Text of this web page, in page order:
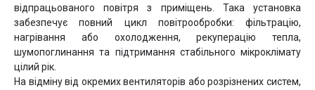
відпрацьованого повітря з приміщень. Така установка
забезпечує повний цикл повітрообробки: фільтрацію,
нагрівання або охолодження, рекуперацію тепла,
шумопоглинання та підтримання стабільного мікроклімату
цілий рік.
На відміну від окремих вентиляторів або розрізнених систем,